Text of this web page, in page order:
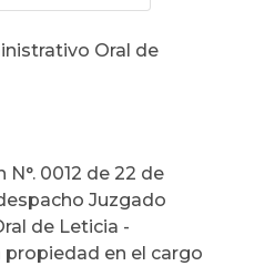
Oral de
0012 de 22 de
Juzgado
de Leticia -
en el cargo